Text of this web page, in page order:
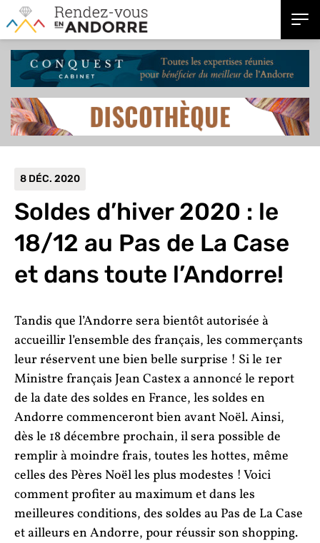
8 DÉC. 2020
Soldes d’hiver 2020 : le
18/12 au Pas de La Case
et dans toute l’Andorre!
Tandis que l’Andorre sera bientôt autorisée à
accueillir l’ensemble des français, les commerçants
leur réservent une bien belle surprise ! Si le 1er
Ministre français Jean Castex a annoncé le report
de la date des soldes en France, les soldes en
Andorre commenceront bien avant Noël. Ainsi,
dès le 18 décembre prochain, il sera possible de
remplir à moindre frais, toutes les hottes, même
celles des Pères Noël les plus modestes ! Voici
comment profiter au maximum et dans les
meilleures conditions, des soldes au Pas de La Case
et ailleurs en Andorre, pour réussir son shopping.